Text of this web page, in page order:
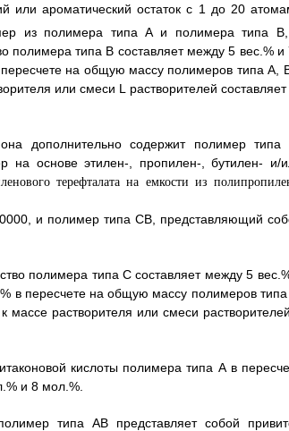
или ароматический остаток с 1 до 20
из полимера типа А и полимера типа
полимера типа В составляет между 5 вес.% и
на общую массу полимеров типа А,
или смеси L растворителей составляет
дополнительно содержит полимер типа
основе этилен-, пропилен-, бутилен- и/
и полимер типа СВ, представляющий
полимера типа С составляет между 5
в пересчете на общую массу полимеров типа
растворителя или смеси
кислоты полимера типа А в
и 8 мол.%.
типа АВ представляет собой